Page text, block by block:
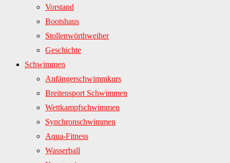
Vorstand
Bootshaus
Stollenwörthweiher
Geschichte
Schwimmen
Anfängerschwimmkurs
Breitensport Schwimmen
Wettkampfschwimmen
Synchronschwimmen
Aqua-Fitness
Wasserball